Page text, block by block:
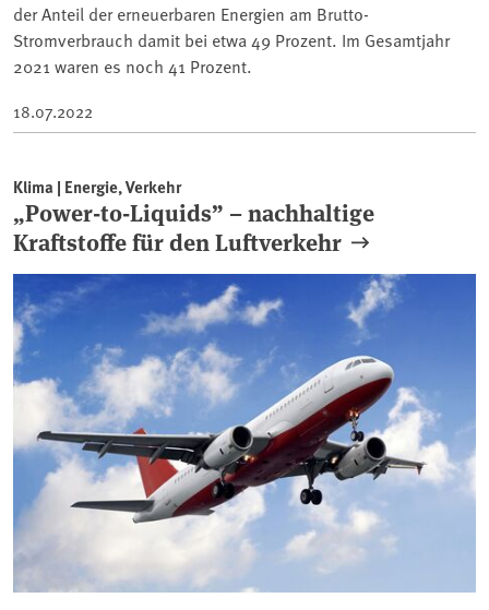
der Anteil der erneuerbaren Energien am Brutto-
Stromverbrauch damit bei etwa 49 Prozent. Im Gesamtjahr
2021 waren es noch 41 Prozent.
18.07.2022
Klima | Energie, Verkehr
„Power-to-Liquids” – nachhaltige
Kraftstoffe für den Luftverkehr